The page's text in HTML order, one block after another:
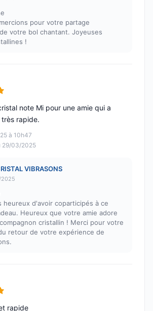
pour votre partage
votre bol chantant. Joyeuses
!
5
à 10h47
29/03/2025
note Mi pour une amie qui a
rapide.
VIBRASONS
2025
heureux d'avoir coparticipés à ce
Heureux que votre amie adore
cristallin ! Merci pour votre
retour de votre expérience de
5
rapide